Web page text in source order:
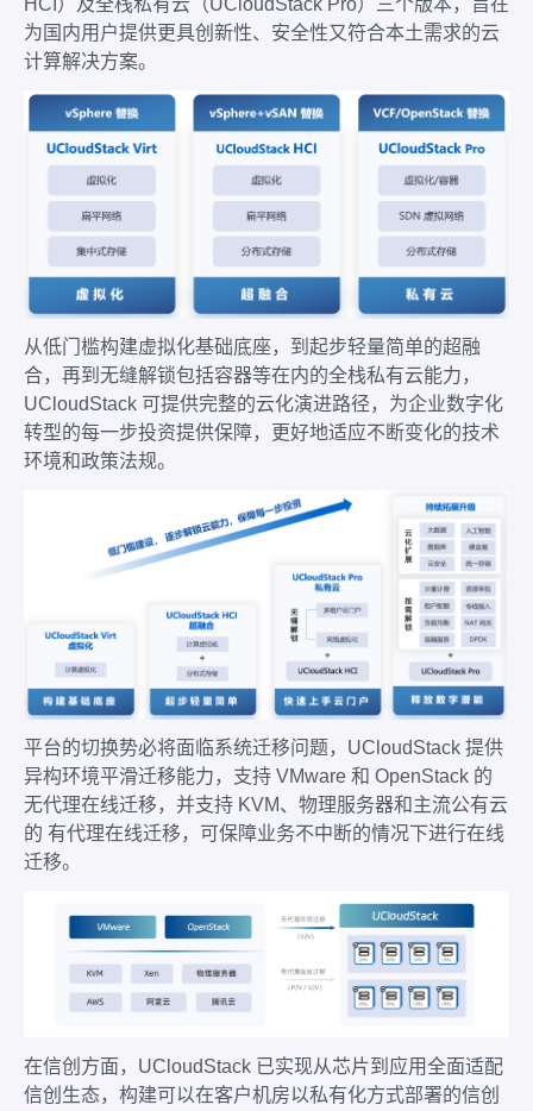
为国内用户提供更具创新性、安全性又符合本土需求的云
计算解决方案。
从低门槛构建虚拟化基础底座，到起步轻量简单的超融
合，再到无缝解锁包括容器等在内的全栈私有云能力，
UCloudStack 可提供完整的云化演进路径，为企业数字化
转型的每一步投资提供保障，更好地适应不断变化的技术
环境和政策法规。
平台的切换势必将面临系统迁移问题，UCloudStack 提供
异构环境平滑迁移能力，支持 VMware 和 OpenStack 的
无代理在线迁移，并支持 KVM、物理服务器和主流公有云
的 有代理在线迁移，可保障业务不中断的情况下进行在线
迁移。
在信创方面，UCloudStack 已实现从芯片到应用全面适配
信创生态，构建可以在客户机房以私有化方式部署的信创